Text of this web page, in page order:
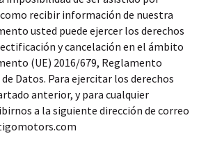
recibir información de nuestra
usted puede ejercer los derechos
y cancelación en el ámbito
(UE) 2016/679, Reglamento
Datos. Para ejercitar los derechos
anterior, y para cualquier
a la siguiente dirección de correo